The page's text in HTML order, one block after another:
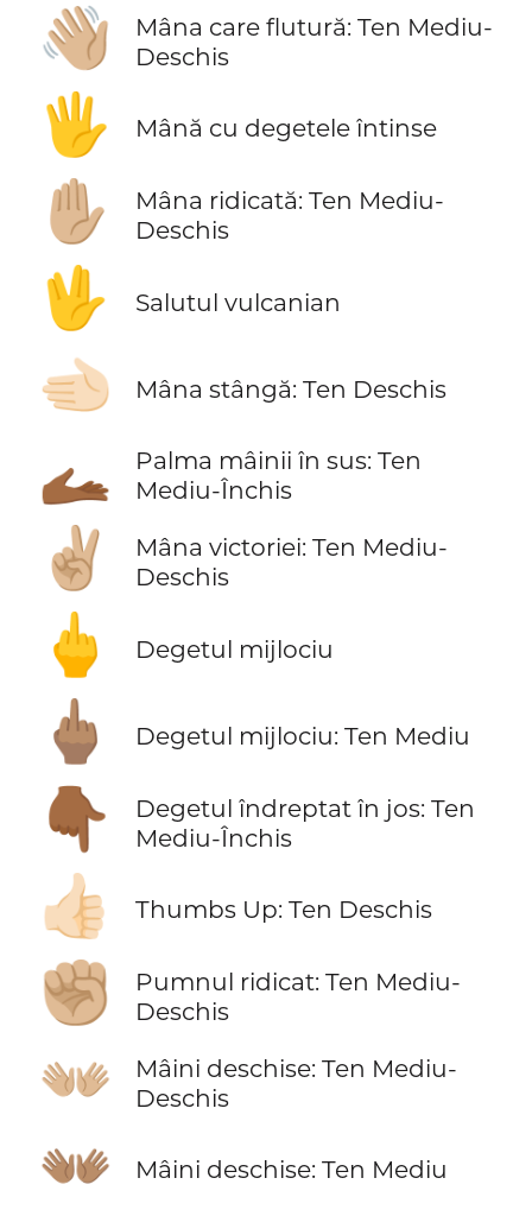
👋🏼
Mâna care flutură: Ten Mediu-
Deschis
🖐️ Mână cu degetele întinse
✋🏼
Mâna ridicată: Ten Mediu-
Deschis
🖖 Salutul vulcanian
🫲🏻 Mâna stângă: Ten Deschis
🫴🏾
Palma mâinii în sus: Ten
Mediu-Închis
✌🏼
Mâna victoriei: Ten Mediu-
Deschis
🖕 Degetul mijlociu
🖕🏽 Degetul mijlociu: Ten Mediu
👇🏾
Degetul îndreptat în jos: Ten
Mediu-Închis
👍🏻 Thumbs Up: Ten Deschis
✊🏼
Pumnul ridicat: Ten Mediu-
Deschis
👐🏼
Mâini deschise: Ten Mediu-
Deschis
👐🏽 Mâini deschise: Ten Mediu